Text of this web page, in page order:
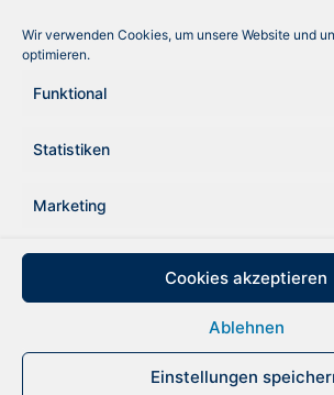
Wir verwenden Cookies, um unsere Website und
optimieren.
Funktional
Statistiken
Marketing
Cookies akzeptieren
Ablehnen
Einstellungen
Der Reporter, 19. Juni 2019
„So viele Weltmeister, Europameister,
Teamangler und Experten gibt es nur
Masters Show“ am vorletzten Juni-
DATENSCHUTZ